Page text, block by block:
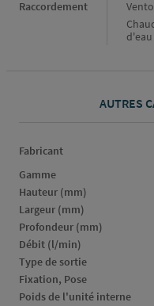
Raccordement
AUTRES
Fabricant
Gamme
Hauteur (mm)
Largeur (mm)
Profondeur (mm)
Débit (l/min)
Type de sortie
Fixation, Pose
Poids de l'unité interne